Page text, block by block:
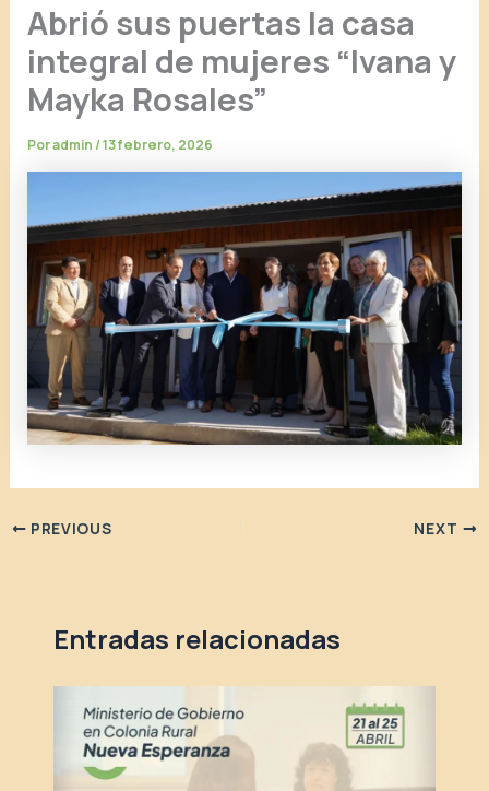
Abrió sus puertas la casa
integral de mujeres “Ivana y
Mayka Rosales”
Poradmin/13 febrero, 2026
PREVIOUS NEXT
Entradas relacionadas